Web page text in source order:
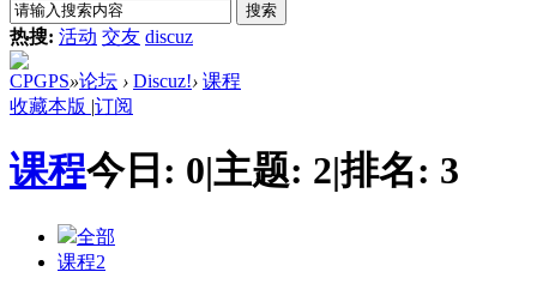
搜索
热搜: 活动 交友 discuz
CPGPS»论坛 › Discuz!› 课程
收藏本版 |订阅
课程今日: 0|主题: 2|排名: 3
全部
课程2